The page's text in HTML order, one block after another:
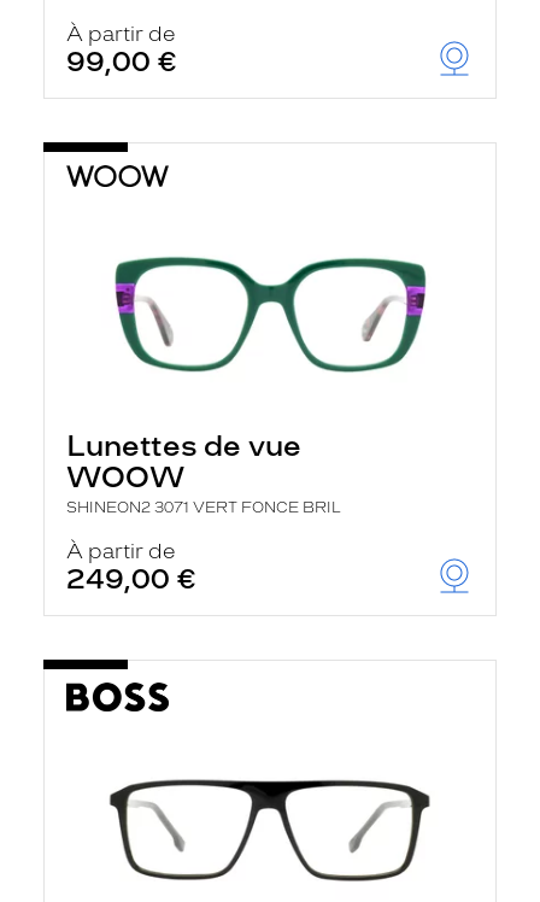
À partir de
99,00 €
Lunettes de vue
WOOW
SHINEON2 3071 VERT FONCE BRIL
À partir de
249,00 €